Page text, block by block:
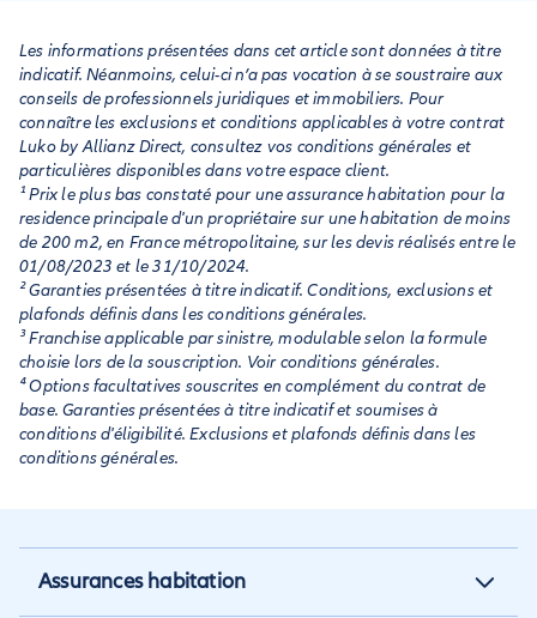
terrain.
Les informations présentées dans cet article sont données à titre
indicatif. Néanmoins, celui-ci n’a pas vocation à se soustraire aux
conseils de professionnels juridiques et immobiliers. Pour
connaître les exclusions et conditions applicables à votre contrat
Luko by Allianz Direct, consultez vos conditions générales et
particulières disponibles dans votre espace client.
¹ Prix le plus bas constaté pour une assurance habitation pour la
residence principale d'un propriétaire sur une habitation de moins
de 200 m2, en France métropolitaine, sur les devis réalisés entre le
01/08/2023 et le 31/10/2024.
² Garanties présentées à titre indicatif. Conditions, exclusions et
plafonds définis dans les conditions générales.
³ Franchise applicable par sinistre, modulable selon la formule
choisie lors de la souscription. Voir conditions générales.
⁴ Options facultatives souscrites en complément du contrat de
base. Garanties présentées à titre indicatif et soumises à
conditions d'éligibilité. Exclusions et plafonds définis dans les
conditions générales.
Assurances habitation